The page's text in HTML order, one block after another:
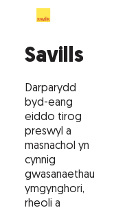
Savills
Darparydd
byd-eang
eiddo tirog
preswyl a
masnachol yn
cynnig
gwasanaethau
ymgynghori,
rheoli a